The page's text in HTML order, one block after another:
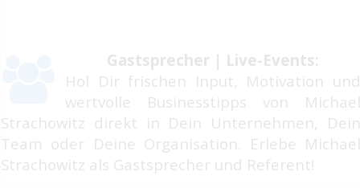
Gastsprecher | Live-Events:
Hol Dir frischen Input, Motivation und
wertvolle Businesstipps von Michael
Strachowitz direkt in Dein Unternehmen, Dein
Team oder Deine Organisation. Erlebe Michael
Strachowitz als Gastsprecher und Referent!